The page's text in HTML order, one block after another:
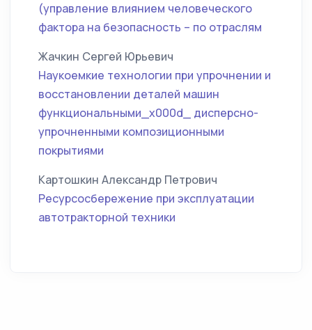
(управление влиянием человеческого
фактора на безопасность – по отраслям
Жачкин Сергей Юрьевич
Наукоемкие технологии при упрочнении и
восстановлении деталей машин
функциональными_x000d_ дисперсно-
упрочненными композиционными
покрытиями
Картошкин Александр Петрович
Ресурсосбережение при эксплуатации
автотракторной техники